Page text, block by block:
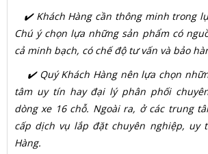
✔️ Khách Hàng cần thông minh trong
Chú ý chọn lựa những sản phẩm có
cả minh bạch, có chế độ tư vấn và bảo
✔️ Quý Khách Hàng nên lựa chọn
tâm uy tín hay đại lý phân phối
dòng xe 16 chỗ. Ngoài ra, ở các trung
cấp dịch vụ lắp đặt chuyên nghiệp, uy
Hàng.